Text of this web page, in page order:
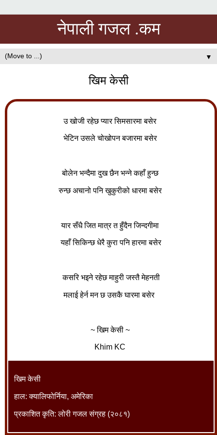
नेपाली गजल .कम
▼
खिम केसी
उ खोजी रहेछ प्यार सिमसारमा बसेर
भेटिन उसले चोखोपन बजारमा बसेर
बोलेन भन्दैमा दुख छैन भन्ने कहाँ हुन्छ
रुन्छ अचानो पनि खुकुरीको धारमा बसेर
यार सँधै जित मात्र त हुँदैन जिन्दगीमा
यहाँ सिकिन्छ धेरै कुरा पनि हारमा बसेर
कसरि भइने रहेछ माहुरी जस्तै मेहनती
मलाई हेर्न मन छ उसकै घारमा बसेर
~ खिम केसी ~
Khim KC
खिम केसी
हाल: क्यालिफोर्निया, अमेरिका
प्रकाशित कृति: लोरी गजल संग्रह (२०८१)